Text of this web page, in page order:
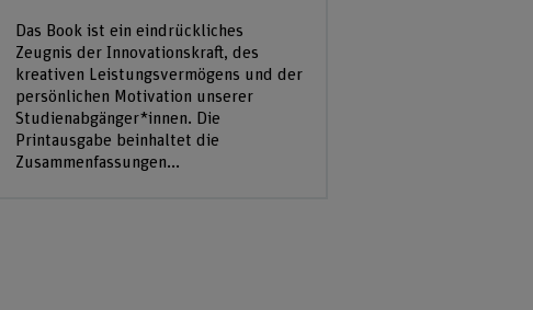
Das Book ist ein eindrückliches
Zeugnis der Innovationskraft, des
kreativen Leistungsvermögens und der
persönlichen Motivation unserer
Studienabgänger*innen. Die
Printausgabe beinhaltet die
Zusammenfassungen...